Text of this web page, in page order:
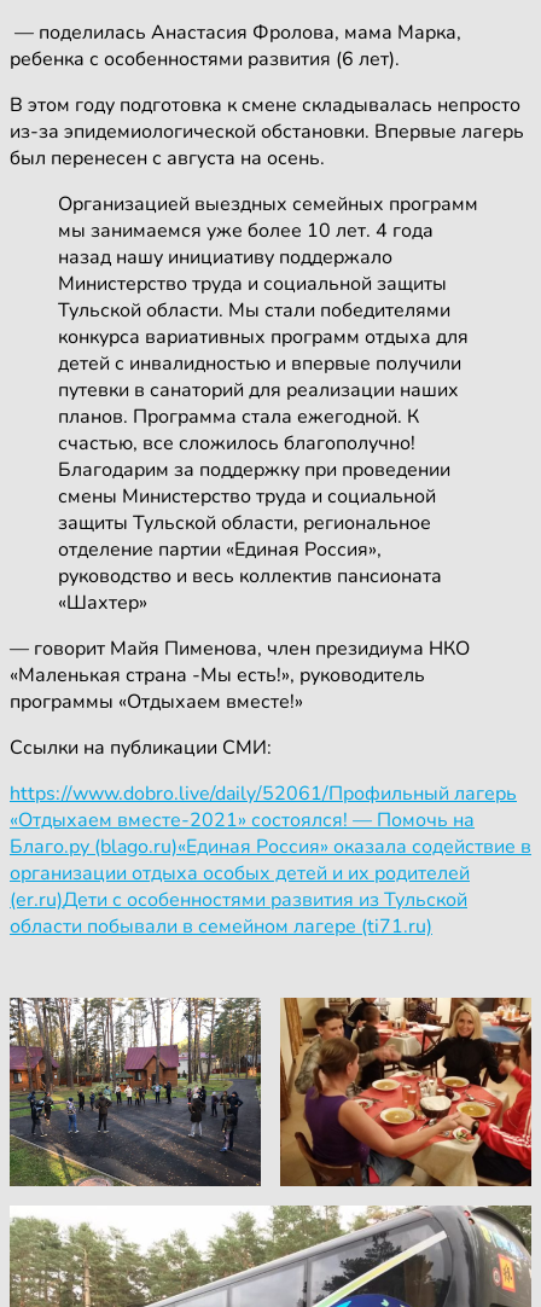
— поделилась Анастасия Фролова, мама Марка,
ребенка с особенностями развития (6 лет).
В этом году подготовка к смене складывалась непросто
из-за эпидемиологической обстановки. Впервые лагерь
был перенесен с августа на осень.
Организацией выездных семейных программ
мы занимаемся уже более 10 лет. 4 года
назад нашу инициативу поддержало
Министерство труда и социальной защиты
Тульской области. Мы стали победителями
конкурса вариативных программ отдыха для
детей с инвалидностью и впервые получили
путевки в санаторий для реализации наших
планов. Программа стала ежегодной. К
счастью, все сложилось благополучно!
Благодарим за поддержку при проведении
смены Министерство труда и социальной
защиты Тульской области, региональное
отделение партии «Единая Россия»,
руководство и весь коллектив пансионата
«Шахтер»
— говорит Майя Пименова, член президиума НКО
«Маленькая страна -Мы есть!», руководитель
программы «Отдыхаем вместе!»
Ссылки на публикации СМИ:
https://www.dobro.live/daily/52061/Профильный лагерь
«Отдыхаем вместе-2021» состоялся! — Помочь на
Благо.ру (blago.ru)«Единая Россия» оказала содействие в
организации отдыха особых детей и их родителей
(er.ru)Дети с особенностями развития из Тульской
области побывали в семейном лагере (ti71.ru)